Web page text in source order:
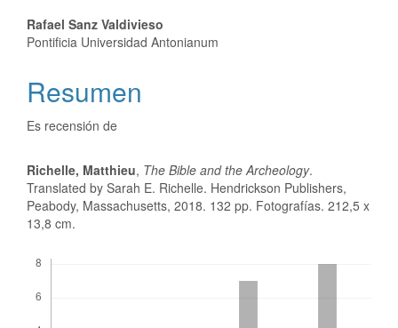
Rafael Sanz Valdivieso
Pontificia Universidad Antonianum
Resumen
Es recensión de
Richelle, Matthieu, The Bible and the Archeology.
Translated by Sarah E. Richelle. Hendrickson Publishers,
Peabody, Massachusetts, 2018. 132 pp. Fotografías. 212,5 x
13,8 cm.